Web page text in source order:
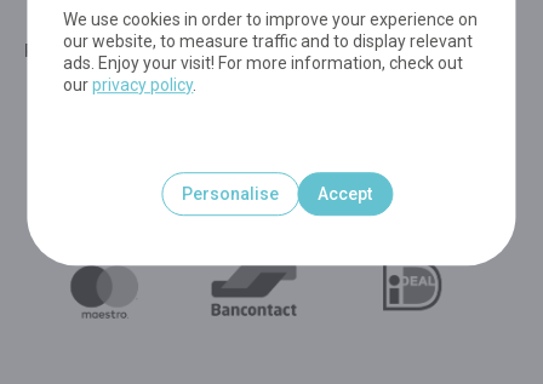
PAYMENT OPTIONS - VIVA.COM
We use cookies in order to improve your experience on
our website, to measure traffic and to display relevant
ads. Enjoy your visit! For more information, check out
ourprivacy policy.
Personalise Accept